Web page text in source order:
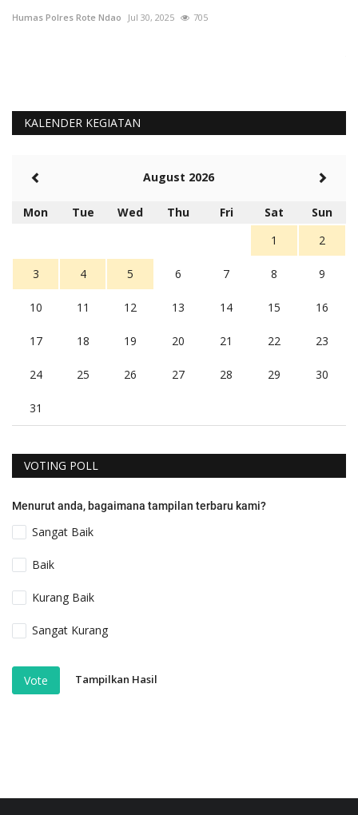
Humas Polres Rote Ndao Jul 30, 2025 705
KALENDER KEGIATAN
August 2026
Mon Tue Wed Thu Fri Sat
Sun
1
2
3 4 5 6 7 8 9
10 11 12 13 14 15 16
17 18 19 20 21 22 23
24 25 26 27 28 29 30
31
VOTING POLL
Menurut anda, bagaimana tampilan terbaru kami?
Sangat Baik
Baik
Kurang Baik
Sangat Kurang
Vote Tampilkan Hasil